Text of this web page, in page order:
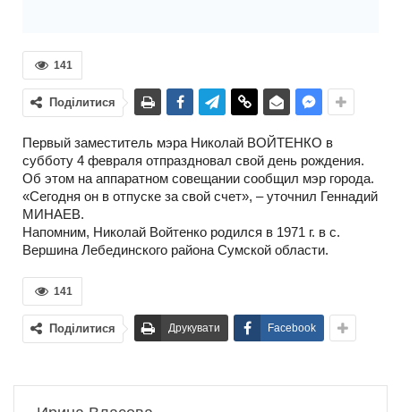
141
Поділитися
Первый заместитель мэра Николай ВОЙТЕНКО в
субботу 4 февраля отпраздновал свой день рождения.
Об этом на аппаратном совещании сообщил мэр города.
«Сегодня он в отпуске за свой счет», – уточнил Геннадий
МИНАЕВ.
Напомним, Николай Войтенко родился в 1971 г. в с.
Вершина Лебединского района Сумской области.
141
Поділитися Друкувати Facebook